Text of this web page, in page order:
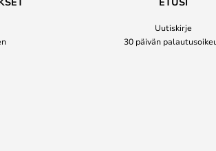
Uutiskirje
30 päivän